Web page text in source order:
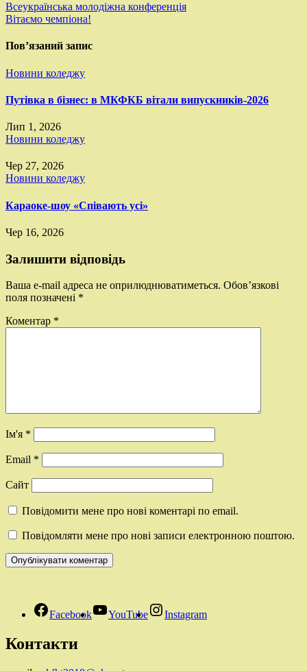
Всеукраїнська молодіжна конференція
Вітаємо чемпіона!
Пов’язаний запис
Новини коледжу
Путівка в бізнес: в МКФКБ вітали випускників-2026
Лип 1, 2026
Новини коледжу
Чер 27, 2026
Новини коледжу
Караоке-шоу «Співають усі»
Чер 16, 2026
Залишити відповідь
Ваша e-mail адреса не оприлюднюватиметься. Обов’язкові
поля позначені *
Коментар *
Ім'я *
Email *
Сайт
Повідомити мене про нові коментарі по email.
Повідомляти мене про нові записи електронною поштою.
Facebook YouTube Instagram
Контакти